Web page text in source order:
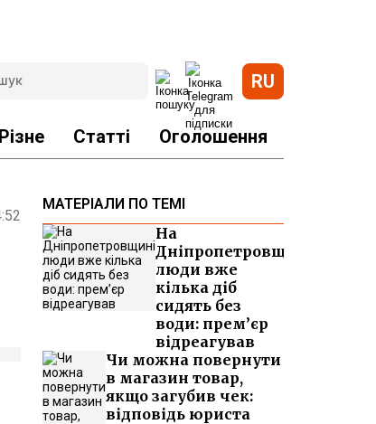
RU
Різне Статті Оголошення
МАТЕРІАЛИ ПО ТЕМІ
На
Дніпропетровщині
люди вже
кілька діб
сидять без
води: прем’єр
відреагував
Чи можна повернути
в магазин товар,
якщо загубив чек:
відповідь юриста